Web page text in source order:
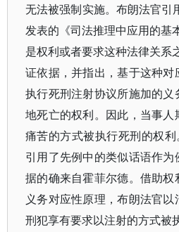
无法被强制实施。布朗法官引
发表的《司法推理中应用的基
是权利或者要求这种法律关系
证依据，并指出，基于这种
执行死刑注射协议所施加的
地死亡的权利。因此，当事
痛苦的方式被执行死刑的权
引用了先例中的类似话语作
据的确来自霍菲尔德。借助
义务对应性原理，布朗法官
刑犯享有要求以注射的方式被